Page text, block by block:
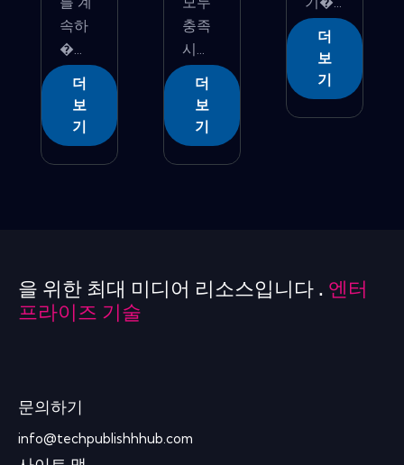
속하
�...
더
보
기
충족
시...
더
보
기
더
보
기
을 위한 최대 미디어 리소스입니다 . 엔터
프라이즈 기술
문의하기
info@techpublishhhub.com